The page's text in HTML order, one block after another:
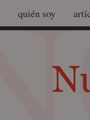
quién soy